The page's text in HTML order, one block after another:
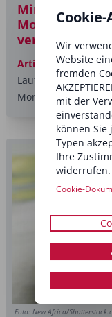
Mindful
Morgenrituale
verändern
Artikel
Der Start
Laufe des Tages
Mornings...
Foto: New Africa/
Wir
Website
fremden
mit der
können Sie
Typen
Ihre
widerrufen.
Cookie-